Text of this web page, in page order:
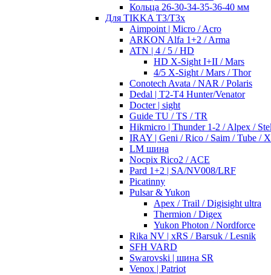
Кольца 26-30-34-35-36-40 мм
Для TIKKA T3/T3x
Aimpoint | Micro / Acro
ARKON Alfa 1+2 / Arma
ATN | 4 / 5 / HD
HD X-Sight I+II / Mars
4/5 X-Sight / Mars / Thor
Conotech Avata / NAR / Polaris
Dedal | T2-T4 Hunter/Venator
Docter | sight
Guide TU / TS / TR
Hikmicro | Thunder 1-2 / Alpex /
IRAY | Geni / Rico / Saim / Tube /
LM шина
Nocpix Rico2 / ACE
Pard 1+2 | SA/NV008/LRF
Picatinny
Pulsar & Yukon
Apex / Trail / Digisight ultra
Thermion / Digex
Yukon Photon / Nordforce
Rika NV | xRS / Barsuk / Lesnik
SFH VARD
Swarovski | шина SR
Venox | Patriot